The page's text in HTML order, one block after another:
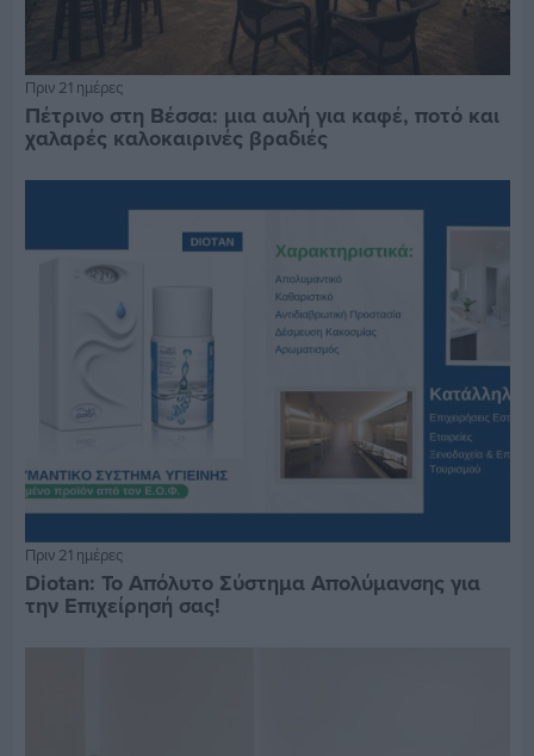
Πριν 21 ημέρες
Πέτρινο στη Βέσσα: μια αυλή για καφέ, ποτό και
χαλαρές καλοκαιρινές βραδιές
Πριν 21 ημέρες
Diotan: Το Απόλυτο Σύστημα Απολύμανσης για
την Επιχείρησή σας!